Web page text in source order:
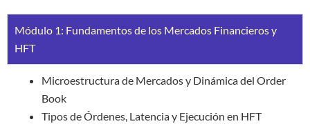
Módulo 1: Fundamentos de los Mercados Financieros y
HFT
Microestructura de Mercados y Dinámica del Order
Book
Tipos de Órdenes, Latencia y Ejecución en HFT